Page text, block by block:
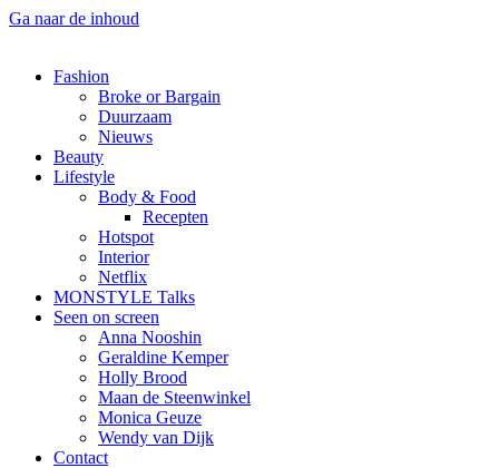
Ga naar de inhoud
Fashion
Broke or Bargain
Duurzaam
Nieuws
Beauty
Lifestyle
Body & Food
Recepten
Hotspot
Interior
Netflix
MONSTYLE Talks
Seen on screen
Anna Nooshin
Geraldine Kemper
Holly Brood
Maan de Steenwinkel
Monica Geuze
Wendy van Dijk
Contact